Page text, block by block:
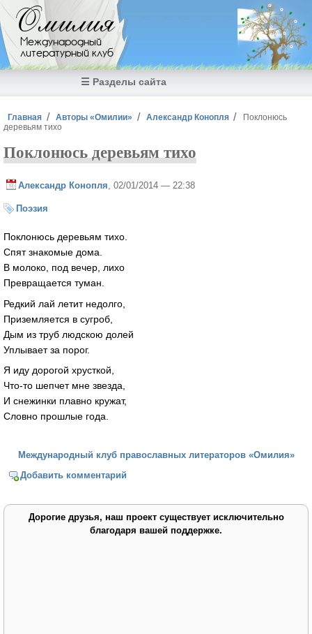
Перейти к основному содержанию
Омилия
Международный
литературный клуб
☰ Разделы сайта
Вы здесь
Главная Авторы «Омилии» Александр Конопля
Поклонюсь
деревьям тихо
Поклонюсь деревьям тихо
Александр Конопля , 02/01/2014 — 22:38
Поэзия
Поклонюсь деревьям тихо.
Спят знакомые дома.
В молоко, под вечер, лихо
Превращается туман.
Редкий лай летит недолго,
Приземляется в сугроб,
Дым из труб людскою долей
Уплывает за порог.
Я иду дорогой хрусткой,
Что-то шепчет мне звезда,
И снежинки плавно кружат,
Словно прошлые года.
Международный клуб православных литераторов «Омилия»
Добавить комментарий
Дорогие друзья, наш проект существует исключительно
благодаря вашей поддержке.